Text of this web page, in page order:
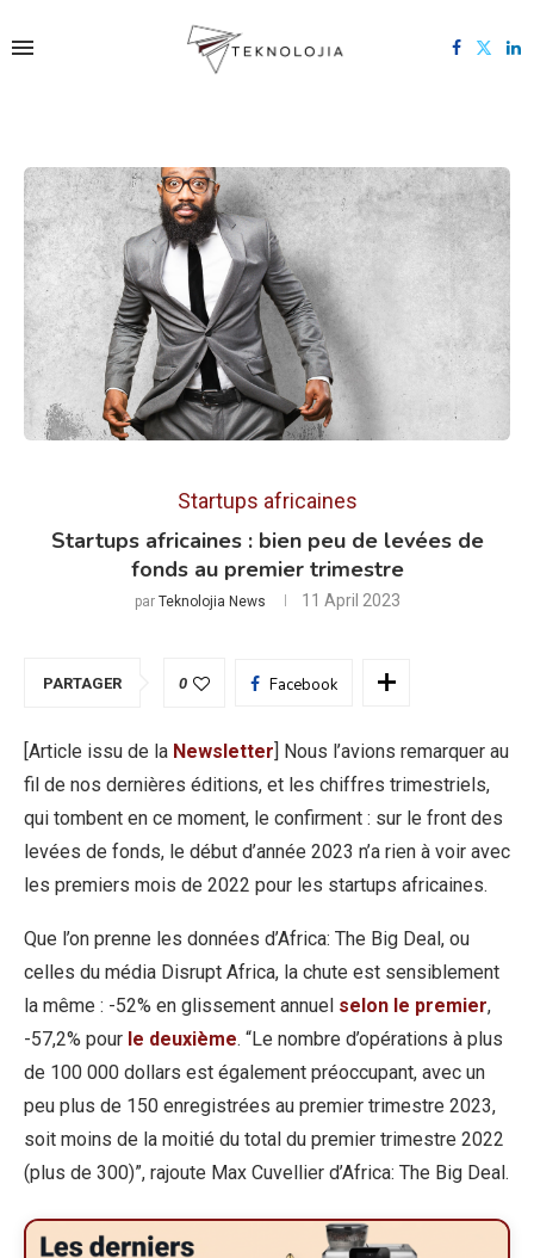
Startups africaines
Startups africaines : bien peu de levées de
fonds au premier trimestre
par Teknolojia News 11 April 2023
PARTAGER 0 Facebook
[Article issu de la Newsletter ] Nous l’avions remarquer au
fil de nos dernières éditions, et les chiffres trimestriels,
qui tombent en ce moment, le confirment : sur le front des
levées de fonds, le début d’année 2023 n’a rien à voir avec
les premiers mois de 2022 pour les startups africaines.
Que l’on prenne les données d’Africa: The Big Deal, ou
celles du média Disrupt Africa, la chute est sensiblement
la même : -52% en glissement annuel selon le premier,
-57,2% pour le deuxième. “Le nombre d’opérations à plus
de 100 000 dollars est également préoccupant, avec un
peu plus de 150 enregistrées au premier trimestre 2023,
soit moins de la moitié du total du premier trimestre 2022
(plus de 300)”, rajoute Max Cuvellier d’Africa: The Big Deal.